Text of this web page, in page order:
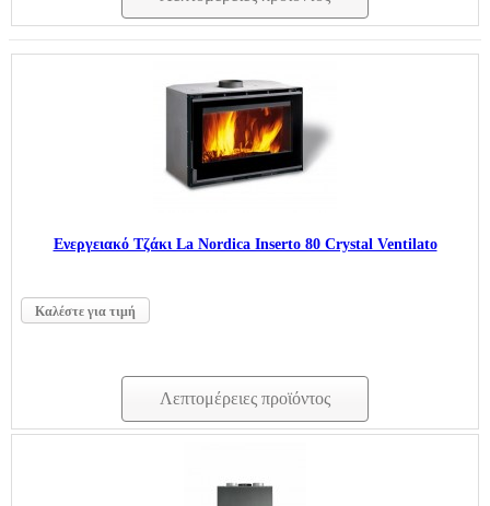
Ενεργειακό Τζάκι La Nordica Inserto 80 Crystal Ventilato
Καλέστε για τιμή
Λεπτομέρειες προϊόντος